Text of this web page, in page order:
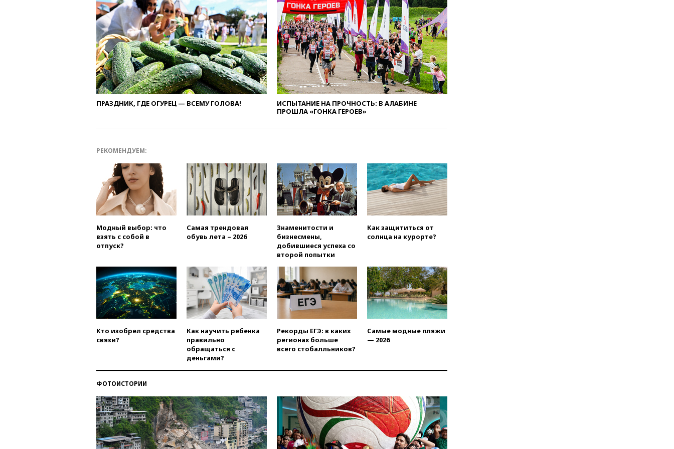
12:15 Минцифры РФ не
планирует вводить
ограничения на доступ детей
в соцсети
11:58Резаи: Иран не допустит
открытия второго маршрута в
Ормузском проливе
11:48Жители Москвы и
Подмосковья сообщили о
громких взрывах
продавцов
11:38
Шадаев исключил
запуск мессенджера на
«Госуслугах»
11:22
При стрельбе в школе в
человек
11:19
Малайзией
11:04
«Ведомости»: на партию
«Яблоко» ополчились
конкуренты
10:59
Торговые центры и кафе
в России могут обязать
раздавать питьевую воду
бесплатно
Mind Money Юлия Хандошко
10:41Пашинян: Армения
понимает невозможность
одновременного членства в
ЕС и ЕАЭС
10:21ФСБ задержала более
ПРАЗДНИК, ГДЕ ОГУРЕЦ — ВСЕМУ ГОЛОВА!
ИСПЫТАНИЕ НА ПРОЧНОСТЬ: В АЛАБИНЕ
ПРОШЛА «ГОНКА ГЕРОЕВ»
РЕКОМЕНДУЕМ:
Модный выбор: что
взять с собой в
отпуск?
Самая трендовая
обувь лета – 2026
Знаменитости и
бизнесмены,
добившиеся успеха со
второй попытки
Как защититься от
солнца на курорте?
Кто изобрел средства
связи?
Как научить ребенка
правильно
обращаться с
деньгами?
Рекорды ЕГЭ: в каких
регионах больше
всего стобалльников?
Самые модные пляжи
— 2026
ФОТОИСТОРИИ